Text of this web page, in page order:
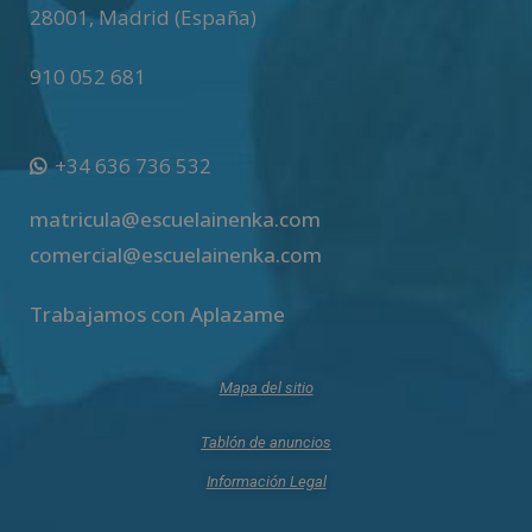
28001,Madrid (España)
910 052 681
+34 636 736 532
matricula@escuelainenka.com
comercial@escuelainenka.com
Trabajamos con Aplazame
Mapa del sitio
Tablón de anuncios
Información Legal